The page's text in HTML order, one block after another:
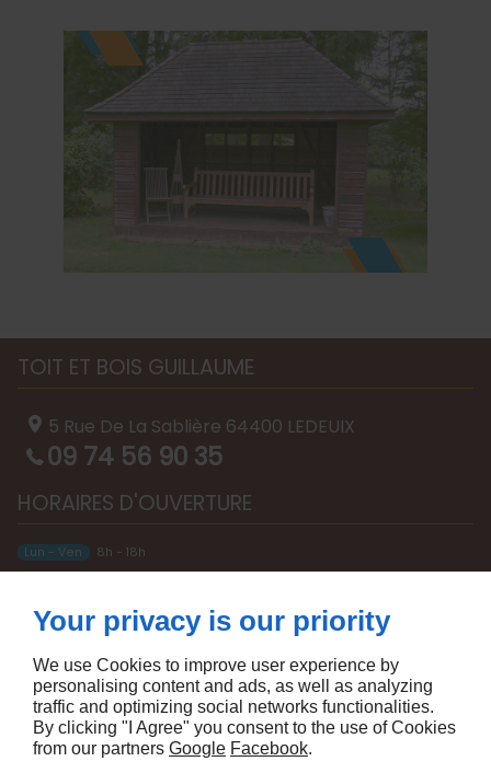
TOIT ET BOIS GUILLAUME
5 Rue De La Sablière 64400 LEDEUIX
09 74 56 90 35
HORAIRES D'OUVERTURE
Lun - Ven 8h - 18h
Contactez-nous
Mentions légales
SUIVEZ-NOUS
Your privacy is our priority
We use Cookies to improve user experience by
personalising content and ads, as well as analyzing
traffic and optimizing social networks functionalities.
By clicking "I Agree" you consent to the use of Cookies
from our partners Google Facebook.